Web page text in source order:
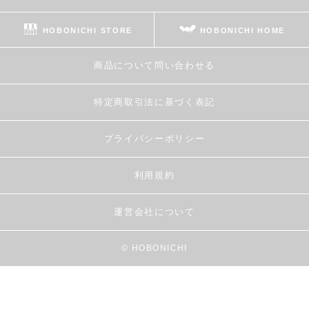
HOBONICHI STORE HOBONICHI HOME
商品について問い合わせる
特定商取引法に基づく表記
プライバシーポリシー
利用規約
運営会社について
© HOBONICHI